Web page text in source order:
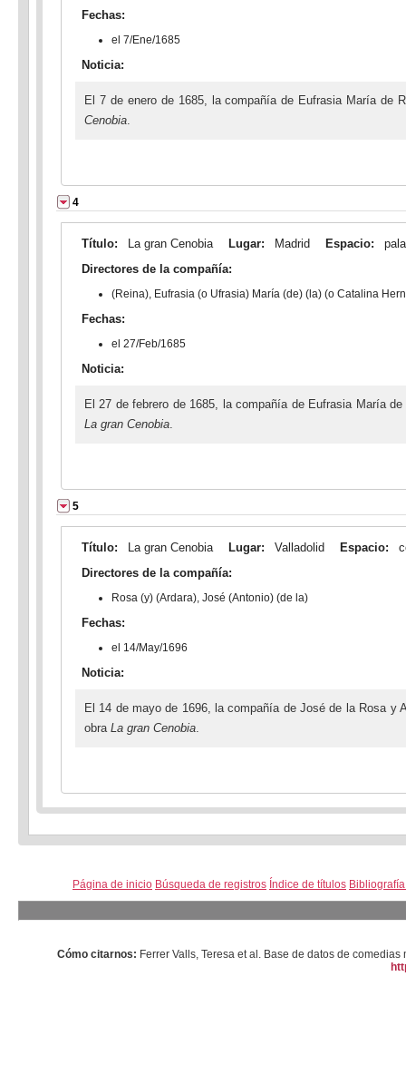
Fechas:
el 7/Ene/1685
Noticia:
El 7 de enero de 1685, la compañía de Eufrasia María de
Cenobia.
4
Título: La gran Cenobia Lugar: Madrid Espacio:
Directores de la compañía:
(Reina), Eufrasia (o Ufrasia) María (de) (la) (o Catalina
Fechas:
el 27/Feb/1685
Noticia:
El 27 de febrero de 1685, la compañía de Eufrasia María
La gran Cenobia.
5
Título: La gran Cenobia Lugar: Valladolid Espacio:
Directores de la compañía:
Rosa (y) (Ardara), José (Antonio) (de la)
Fechas:
el 14/May/1696
Noticia:
El 14 de mayo de 1696, la compañía de José de la Rosa y
obra La gran Cenobia.
Página de inicio Búsqueda de registros Índice de títulos
Cómo citarnos: Ferrer Valls, Teresa et al. Base de datos de